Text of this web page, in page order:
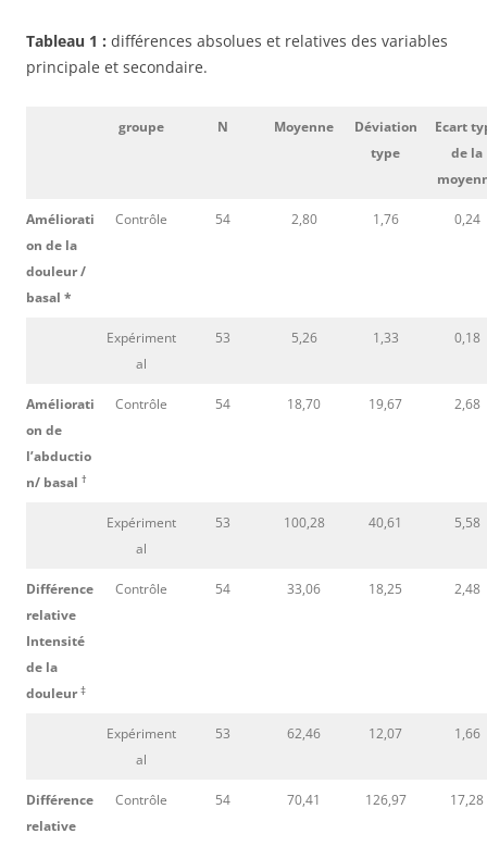
Tableau 1 : différences absolues et relatives des variables
principale et secondaire.
groupe N Moyenne
Déviation
type
Ecart
de la
Améliorati
on de la
douleur /
basal *
Contrôle 54 2,80 1,76 0,24
Expériment
al
53 5,26 1,33 0,18
Améliorati
on de
l’abductio
n/ basal †
Contrôle 54 18,70 19,67 2,68
Expériment
al
53 100,28 40,61 5,58
Différence
relative
Intensité
de la
douleur ‡
Contrôle 54 33,06 18,25 2,48
Expériment
al
53 62,46 12,07 1,66
Différence
relative
Contrôle 54 70,41 126,97 17,28